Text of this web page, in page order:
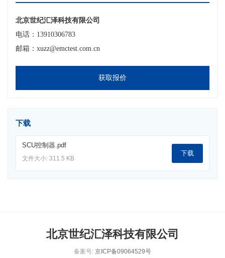
北京世纪汇泽科技有限公司
电话：13910306783
邮箱：xuzz@emctest.com.cn
获取报价
下载
SCU控制器.pdf
文件大小: 311.5 KB
下载
北京世纪汇泽科技有限公司
备案号: 京ICP备09064529号